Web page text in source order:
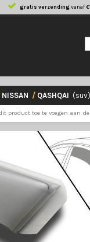
gratis
.. / NISSAN /
om dit product